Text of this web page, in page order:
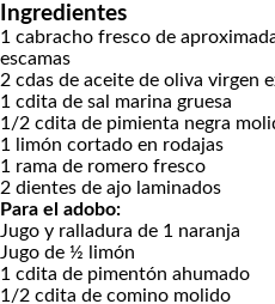
Ingredientes
1 cabracho fresco de
escamas
2 cdas de aceite de oliva virgen
1 cdita de sal marina gruesa
1/2 cdita de pimienta negra
1
limón cortado en rodajas
1 rama de romero fresco
2 dientes de ajo laminados
Para el adobo:
Jugo y ralladura de 1 naranja
Jugo de ½ limón
1 cdita de pimentón ahumado
1/2 cdita de comino molido